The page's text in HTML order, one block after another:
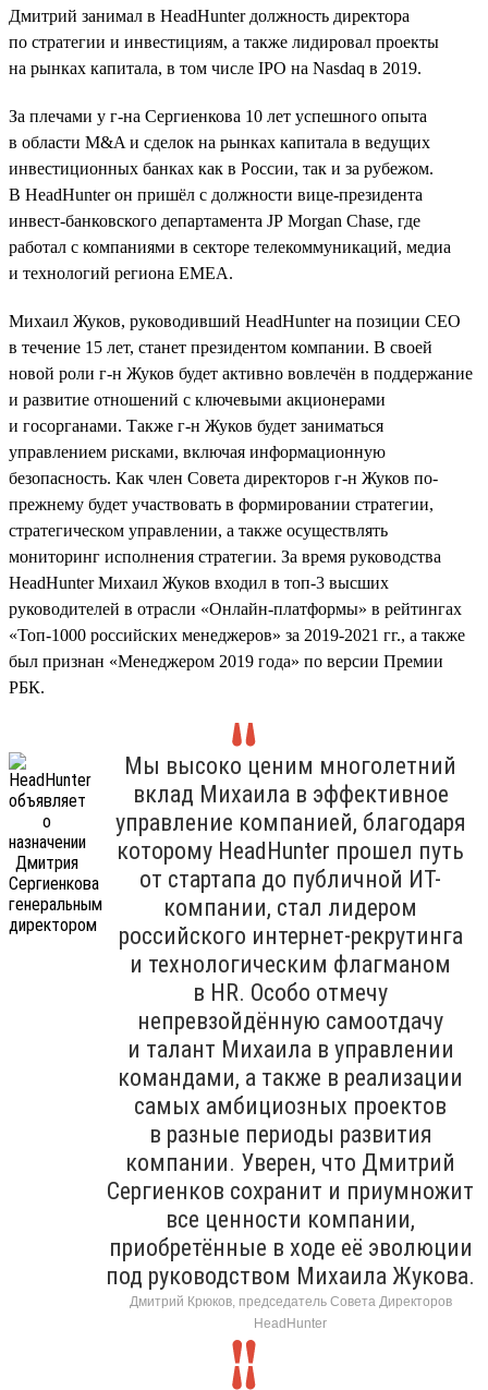
Дмитрий занимал в HeadHunter должность директора
по стратегии и инвестициям, а также лидировал проекты
на рынках капитала, в том числе IPO на Nasdaq в 2019.
За плечами у г-на Сергиенкова 10 лет успешного опыта
в области M&A и сделок на рынках капитала в ведущих
инвестиционных банках как в России, так и за рубежом.
В HeadHunter он пришёл с должности вице-президента
инвест-банковского департамента JP Morgan Chase, где
работал с компаниями в секторе телекоммуникаций, медиа
и технологий региона EMEA.
Михаил Жуков, руководивший HeadHunter на позиции CEO
в течение 15 лет, станет президентом компании. В своей
новой роли г-н Жуков будет активно вовлечён в поддержание
и развитие отношений с ключевыми акционерами
и госорганами. Также г-н Жуков будет заниматься
управлением рисками, включая информационную
безопасность. Как член Совета директоров г-н Жуков по-
прежнему будет участвовать в формировании стратегии,
стратегическом управлении, а также осуществлять
мониторинг исполнения стратегии. За время руководства
HeadHunter Михаил Жуков входил в топ-3 высших
руководителей в отрасли «Онлайн-платформы» в рейтингах
«Топ-1000 российских менеджеров» за 2019-2021 гг., а также
был признан «Менеджером 2019 года» по версии Премии
РБК.
Мы высоко ценим многолетний
вклад Михаила в эффективное
управление компанией, благодаря
которому HeadHunter прошел путь
от стартапа до публичной ИТ-
компании, стал лидером
российского интернет-рекрутинга
и технологическим флагманом
в HR. Особо отмечу
непревзойдённую самоотдачу
и талант Михаила в управлении
командами, а также в реализации
самых амбициозных проектов
в разные периоды развития
компании. Уверен, что Дмитрий
Сергиенков сохранит и приумножит
все ценности компании,
приобретённые в ходе её эволюции
под руководством Михаила Жукова.
Дмитрий Крюков, председатель Совета Директоров
HeadHunter